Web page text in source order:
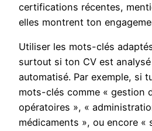
certifications récentes,
elles montrent ton
Utiliser les mots-clés
surtout si ton CV est
automatisé. Par exemple, si
mots-clés comme « gestion
opératoires », «
médicaments », ou encore «